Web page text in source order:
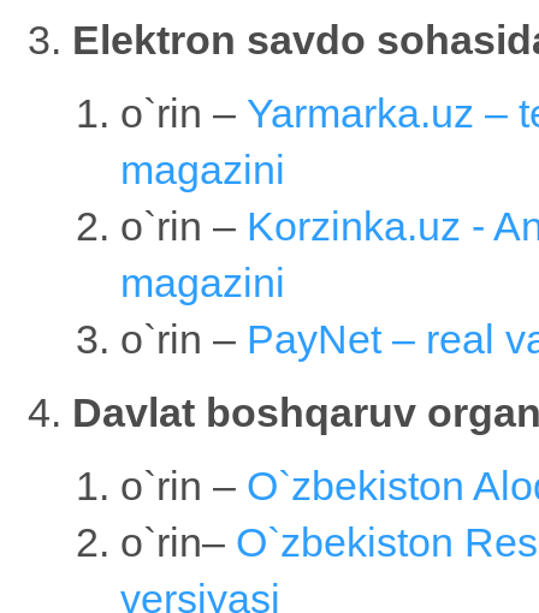
Elektron savdo
o`rin – Yarmarka.uz –
magazini
o`rin – Korzinka.uz -
magazini
o`rin – PayNet – real
Davlat boshqaruv
o`rin – O`zbekiston
o`rin– O`zbekiston
versiyasi